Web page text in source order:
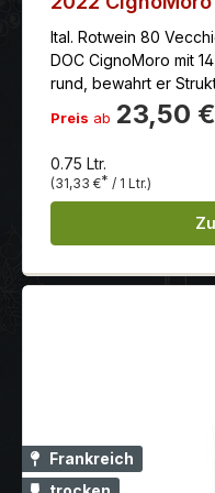
Ital. Rotwein 80
DOC CignoMoro mit
rund, bewahrt er
Frische und Rundheit
Preis ab 23,50 €
0.75 Ltr.
(31,33 €* / 1 Ltr.)
Frankreich